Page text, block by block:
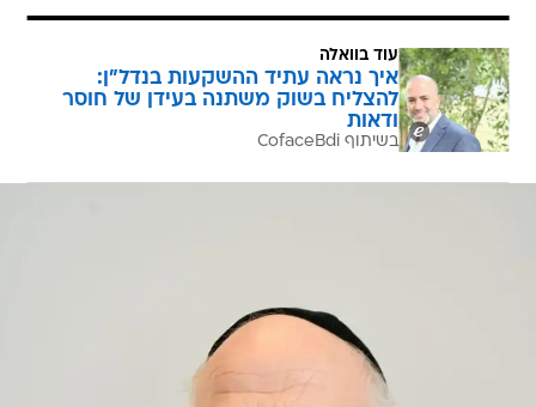
איך נראה עתיד ההשקעות בנדל"ן:
ודאות
בשיתוף CofaceBdi